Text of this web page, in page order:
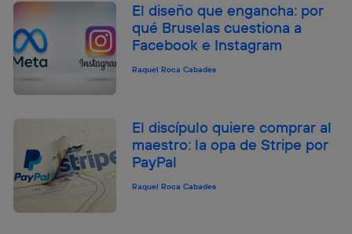
El diseño que engancha: por
qué Bruselas cuestiona a
Facebook e Instagram
Raquel Roca Cabades
El discípulo quiere comprar al
maestro: la opa de Stripe por
PayPal
Raquel Roca Cabades